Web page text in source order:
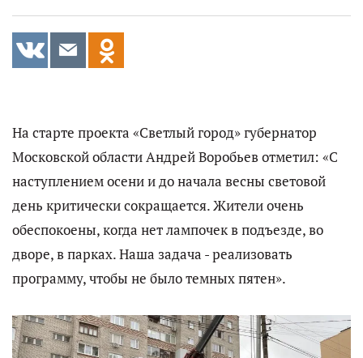
На старте проекта «Светлый город» губернатор
Московской области Андрей Воробьев отметил: «С
наступлением осени и до начала весны световой
день критически сокращается. Жители очень
обеспокоены, когда нет лампочек в подъезде, во
дворе, в парках. Наша задача - реализовать
программу, чтобы не было темных пятен».